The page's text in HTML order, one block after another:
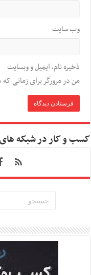
وب‌ سایت
ذخیره نام، ایمیل و وبسایت
من در مرورگر برای زمانی
کسب و کار در شبکه